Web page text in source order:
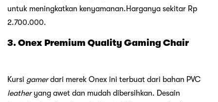
untuk meningkatkan kenyamanan.Harganya sekitar Rp
2.700.000.
3. Onex Premium Quality Gaming Chair
Kursi gamerdari merek Onex ini terbuat dari bahan PVC
leatheryang awet dan mudah dibersihkan. Desain